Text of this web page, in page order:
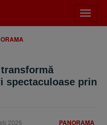
meniu
spectaculoase prin
PANORAMA
2026